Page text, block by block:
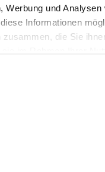
Werbung und Analysen
Informationen
zusammen, die Sie
/
Steighilfe